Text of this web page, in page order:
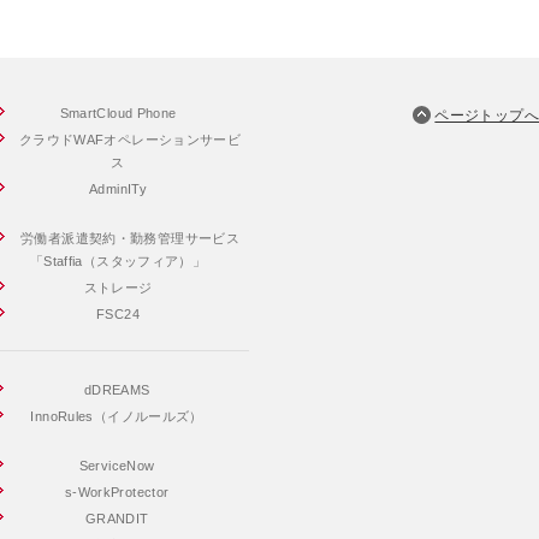
ページトップへ
SmartCloud Phone
クラウドWAFオペレーションサービ
ス
AdminITy
労働者派遣契約・勤務管理サービス
「Staffia（スタッフィア）」
ストレージ
FSC24
dDREAMS
InnoRules（イノルールズ）
ServiceNow
s-WorkProtector
GRANDIT